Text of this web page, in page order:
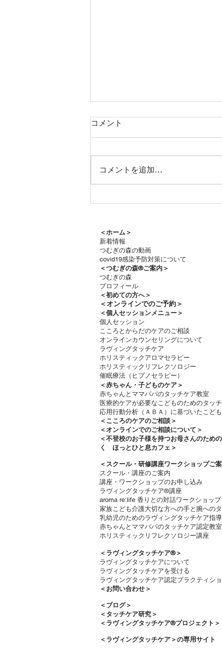
コメント
コメントを追加…
＜ホーム＞
新着情報
つむぎの森の動画
covid19感染予防対策について
＜つむぎの森®ご案内＞
つむぎの森
プロフィール
＜初めての方へ＞
＜​オンラインでのご予約＞
＜個人セッションメニュー＞
個人セッション
こころとからだのケアのご相談
オンラインカウンセリングについて
ラヴィングタッチケア
ホリスティックアロマセラピー
ホリスティックリフレクソロジー​
催眠療法（ヒプノセラピー）
＜赤ちゃん・子どものケア＞
​赤ちゃんとママパパのタッチケア教室
医療的ケアが必要なこどものためのタッ
応用行動分析（ＡＢＡ）に基づいたこど
＜ こころのケアのご相談＞
＜オンラインでのご相談について＞
＜不登校のお子様を持つお母さんのため
く ほっとひと息カフェ＞
＜ スクール・研修講座ワークショップご
スクール・講座のご案内
講座・ワークショップのお申し込み
ラヴィングタッチケア®講座
aroma re:life 香りとの対話ワークショップ
家族こども介護大切な方への手と腕への
乳幼児のためのラヴィングタッチケア指
赤ちゃんとママパパのタッチケア認定教
ホリスティックリフレクソロジー講座
＜ラヴィングタッチケア®︎＞
ラヴィングタッチケアについて
ラヴィングタッチケアを受ける​
ラヴィングタッチケア認定プラクティシ
＜お問い合わせ＞
＜​ ブログ＞
＜タッチケア研究＞
＜ラヴィングタッチケア®プロジェクト＞
＜ラヴィングタッチケア＞の専用サイト